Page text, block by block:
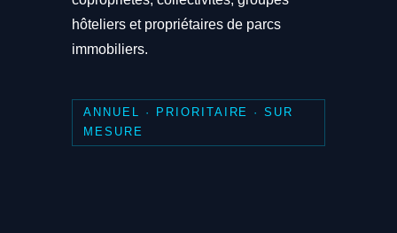
hôteliers et propriétaires de parcs
immobiliers.
ANNUEL · PRIORITAIRE · SUR
MESURE